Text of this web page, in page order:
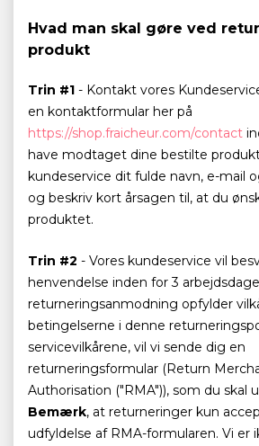
Hvad man skal gøre ved
produkt
Trin #1 - Kontakt vores
en kontaktformular her på
https://shop.fraicheur.com/contact
have modtaget dine bestilte
kundeservice dit fulde navn, e-mail
og beskriv kort årsagen til, at du
produktet.
Trin #2 - Vores kundeservice vil
henvendelse inden for 3
returneringsanmodning opfylder
betingelserne i denne
servicevilkårene, vil vi sende dig en
returneringsformular (Return
Authorisation ("RMA")), som du skal
Bemærk, at returneringer kun
udfyldelse af RMA-formularen. Vi er